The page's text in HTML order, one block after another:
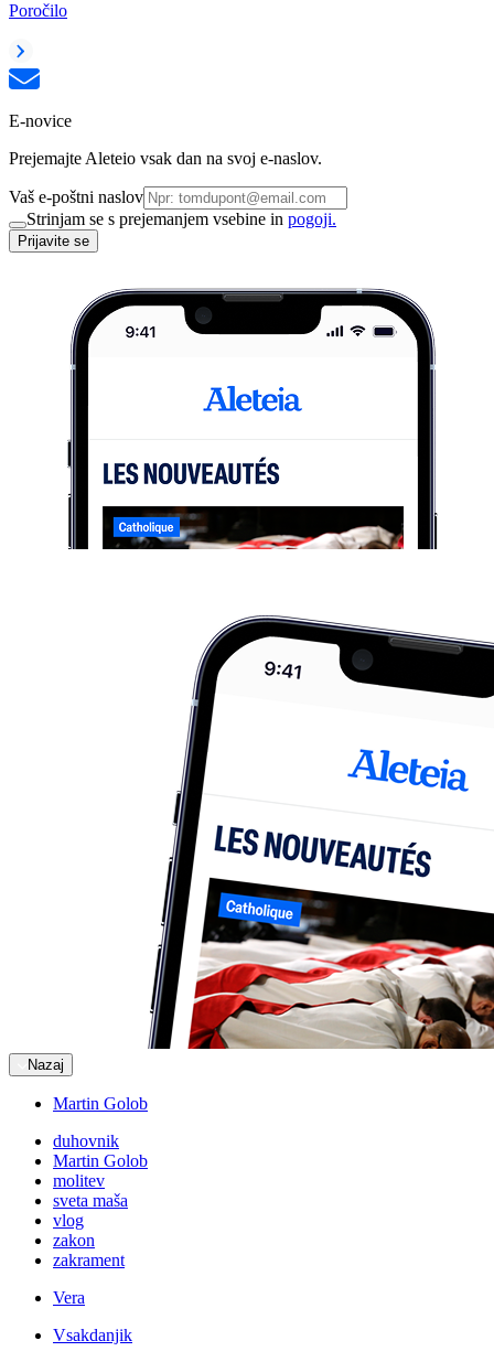
Poročilo
E-novice
Prejemajte Aleteio vsak dan na svoj e-naslov.
Vaš e-poštni naslov
Strinjam se s prejemanjem vsebine in pogoji.
Prijavite se
Nazaj
Martin Golob
duhovnik
Martin Golob
molitev
sveta maša
vlog
zakon
zakrament
Vera
Vsakdanjik